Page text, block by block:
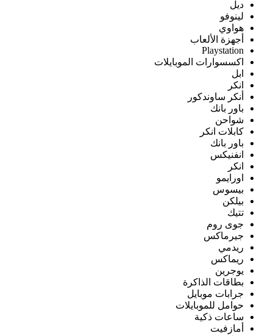
ديل
لينوفو
هواوي
أجهزة الألعاب
Playstation
اكسسوارات الموبايلات
ابل
انكر
أنكر ساوندكور
باور بانك
شواحن
كابلات انكر
باور بانك
انفنيكس
انكر
اورايمو
بيسوس
بيلكن
تتيك
جوى روم
جيرماكس
ريدمي
ريماكس
يوجرين
بطاقات الذاكرة
جرابات موبايل
حوامل للموبايلات
ساعات ذكية
أمازفيت